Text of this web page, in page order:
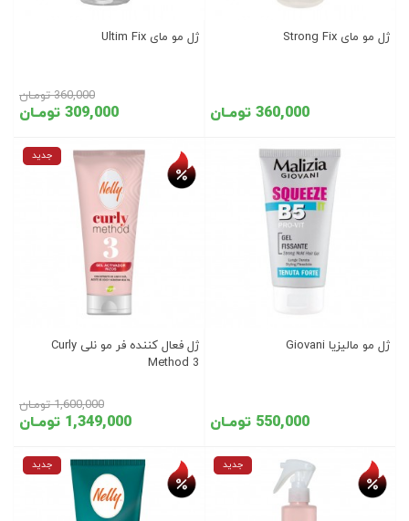
ژل مو مای Strong Fix
360,000 تومـان
ژل مو مای Ultim Fix
309,000 تومـان
360,000 تومـان
ژل مو مالیزیا Giovani
550,000 تومـان
جدید
ژل فعال کننده فر مو نلی Curly
Method 3
1,349,000 تومـان
1,600,000 تومـان
جدید جدید